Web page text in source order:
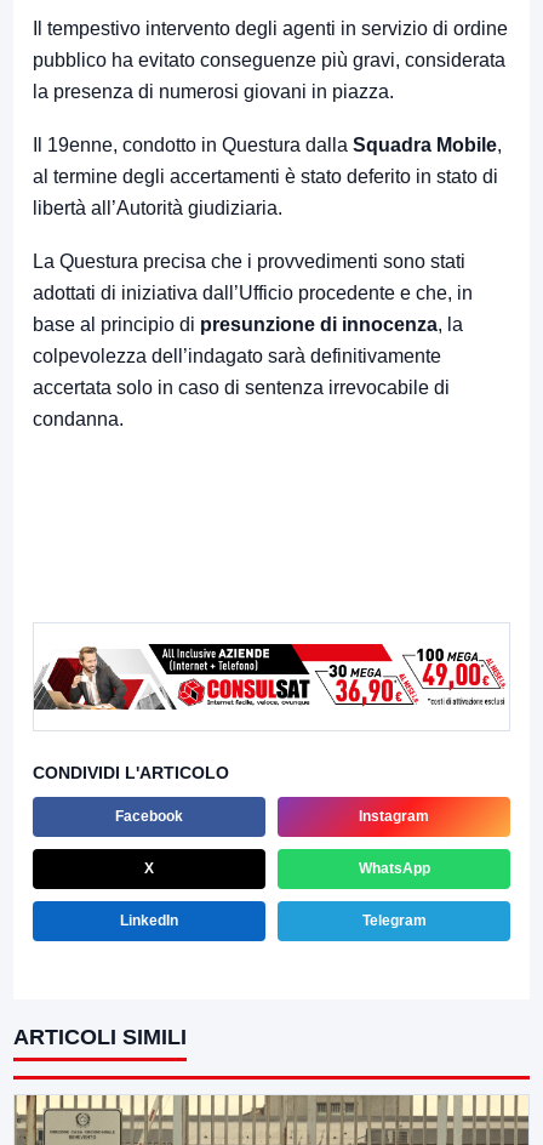
Il tempestivo intervento degli agenti in servizio di ordine
pubblico ha evitato conseguenze più gravi, considerata
la presenza di numerosi giovani in piazza.
Il 19enne, condotto in Questura dalla Squadra Mobile,
al termine degli accertamenti è stato deferito in stato di
libertà all’Autorità giudiziaria.
La Questura precisa che i provvedimenti sono stati
adottati di iniziativa dall’Ufficio procedente e che, in
base al principio di presunzione di innocenza, la
colpevolezza dell’indagato sarà definitivamente
accertata solo in caso di sentenza irrevocabile di
condanna.
CONDIVIDI L'ARTICOLO
Facebook Instagram
X WhatsApp
LinkedIn Telegram
ARTICOLI SIMILI